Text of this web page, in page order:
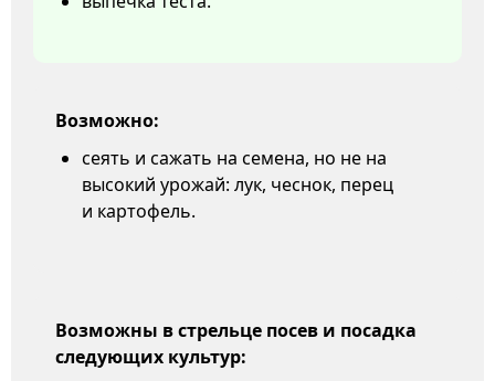
Возможно:
сеять и сажать на семена, но не на
высокий урожай: лук, чеснок, перец
и картофель.
Возможны в стрельце посев и посадка
следующих культур: